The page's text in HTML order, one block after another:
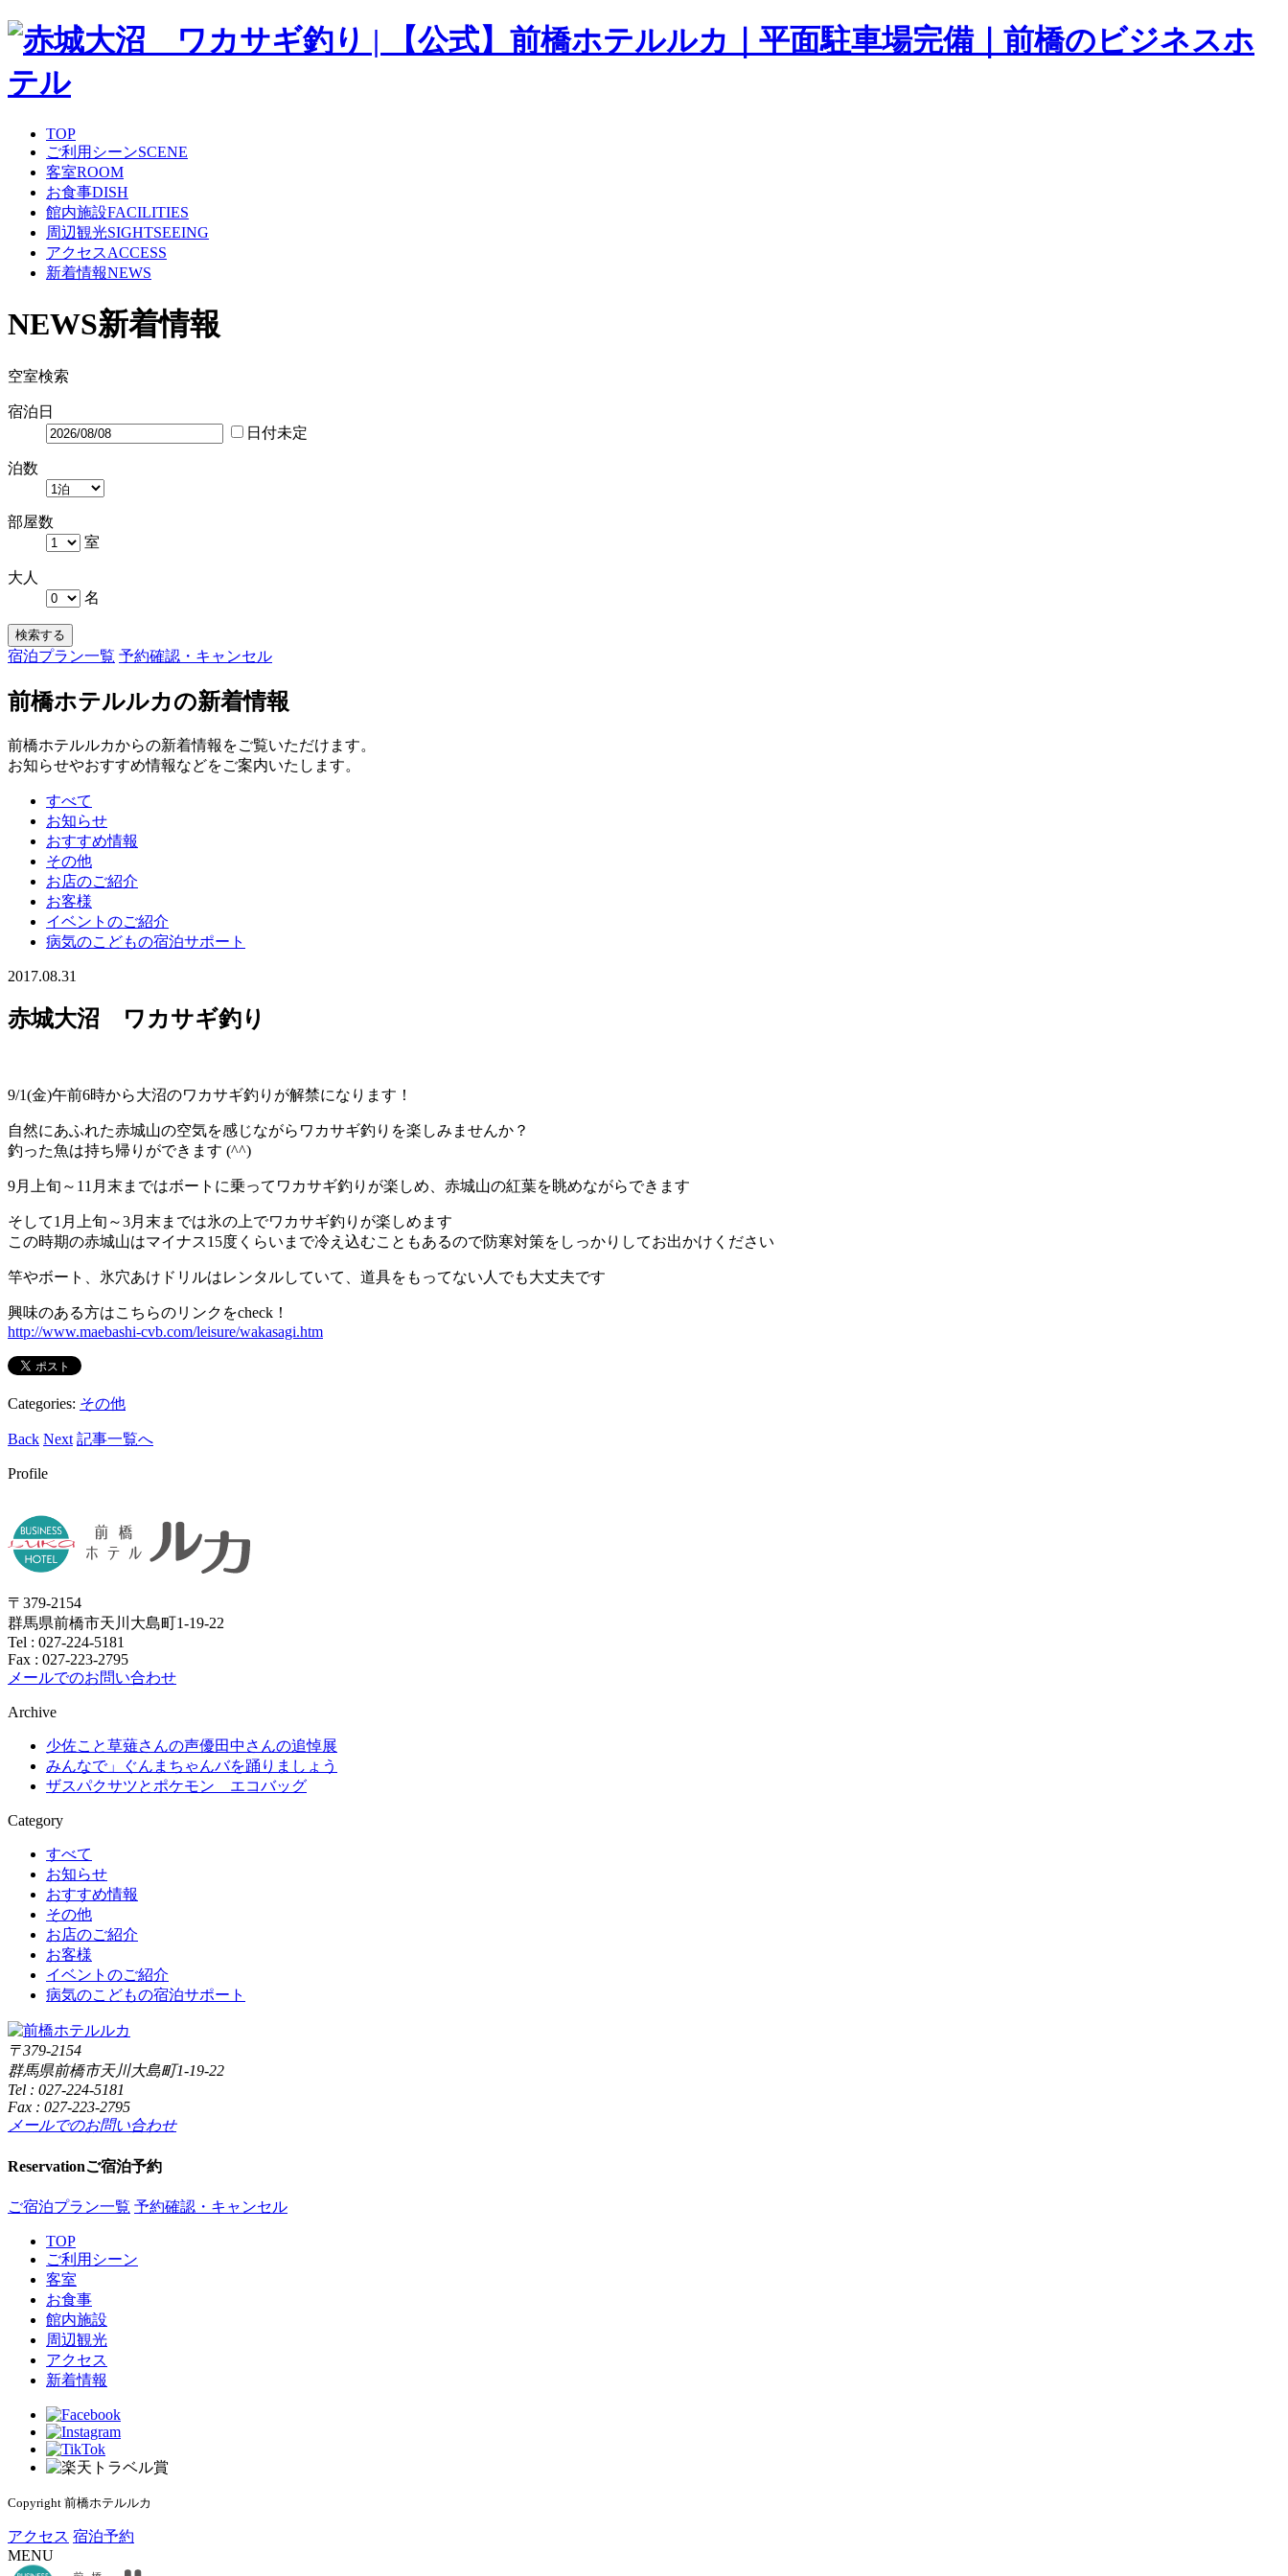
TOP
ご利用シーンSCENE
客室ROOM
お食事DISH
館内施設FACILITIES
周辺観光SIGHTSEEING
アクセスACCESS
新着情報NEWS
NEWS新着情報
空室検索
宿泊日
日付未定
泊数
部屋数
室
大人
名
検索する
宿泊プラン一覧 予約確認・キャンセル
前橋ホテルルカの新着情報
前橋ホテルルカからの新着情報をご覧いただけます。
お知らせやおすすめ情報などをご案内いたします。
すべて
お知らせ
おすすめ情報
その他
お店のご紹介
お客様
イベントのご紹介
病気のこどもの宿泊サポート
2017.08.31
赤城大沼 ワカサギ釣り
9/1(金)午前6時から大沼のワカサギ釣りが解禁になります！
自然にあふれた赤城山の空気を感じながらワカサギ釣りを楽しみませんか？
釣った魚は持ち帰りができます (^^)
9月上旬～11月末まではボートに乗ってワカサギ釣りが楽しめ、赤城山の紅葉を眺めながらできます
そして1月上旬～3月末までは氷の上でワカサギ釣りが楽しめます
この時期の赤城山はマイナス15度くらいまで冷え込むこともあるので防寒対策をしっかりしてお出かけください
竿やボート、氷穴あけドリルはレンタルしていて、道具をもってない人でも大丈夫です
興味のある方はこちらのリンクをcheck！
http://www.maebashi-cvb.com/leisure/wakasagi.htm
Categories: その他
Back Next 記事一覧へ
Profile
〒379-2154
群馬県前橋市天川大島町1-19-22
Tel : 027-224-5181
Fax : 027-223-2795
メールでのお問い合わせ
Archive
少佐こと草薙さんの声優田中さんの追悼展
みんなで」ぐんまちゃんバを踊りましょう
ザスパクサツとポケモン エコバッグ
Category
すべて
お知らせ
おすすめ情報
その他
お店のご紹介
お客様
イベントのご紹介
病気のこどもの宿泊サポート
〒379-2154
群馬県前橋市天川大島町1-19-22
Tel : 027-224-5181
Fax : 027-223-2795
メールでのお問い合わせ
Reservationご宿泊予約
ご宿泊プラン一覧 予約確認・キャンセル
TOP
ご利用シーン
客室
お食事
館内施設
周辺観光
アクセス
新着情報
Copyright 前橋ホテルルカ
アクセス 宿泊予約
MENU